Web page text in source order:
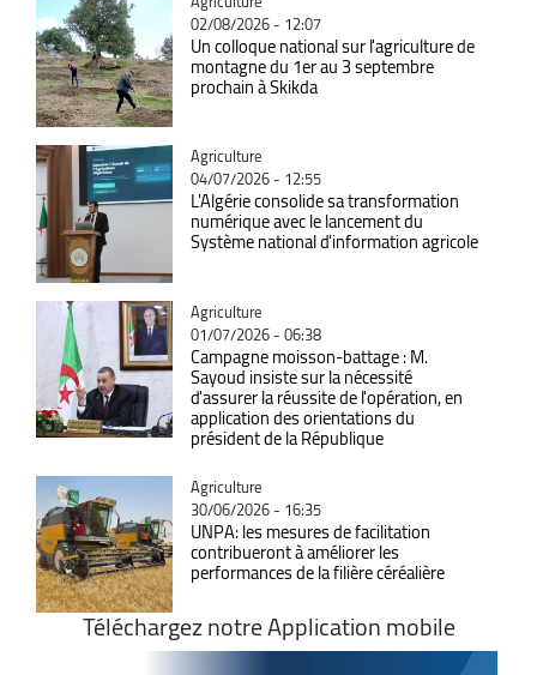
02/08/2026 - 12:07
Un colloque national sur l'agriculture de
montagne du 1er au 3 septembre
prochain à Skikda
Catégorie
Agriculture
04/07/2026 - 12:55
L'Algérie consolide sa transformation
numérique avec le lancement du
Système national d'information agricole
Catégorie
Agriculture
01/07/2026 - 06:38
Campagne moisson-battage : M.
Sayoud insiste sur la nécessité
d'assurer la réussite de l'opération, en
application des orientations du
président de la République
Catégorie
Agriculture
30/06/2026 - 16:35
UNPA: les mesures de facilitation
contribueront à améliorer les
performances de la filière céréalière
Téléchargez notre Application mobile